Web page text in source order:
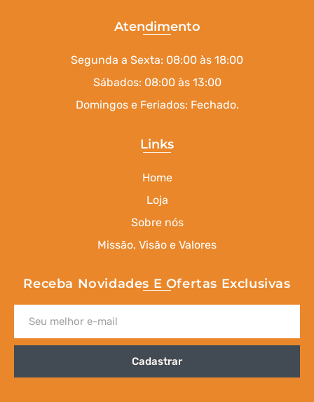
Atendimento
Segunda a Sexta: 08:00 às 18:00
Sábados: 08:00 às 13:00
Domingos e Feriados: Fechado.
Links
Home
Loja
Sobre nós
Missão, Visão e Valores
Receba Novidades E Ofertas Exclusivas
Cadastrar